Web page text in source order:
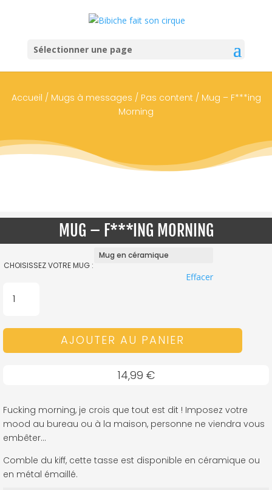
Sélectionner une page
Accueil / Mugs à messages / Pas content / Mug – F***ing
Morning
MUG – F***ING MORNING
CHOISISSEZ VOTRE MUG :
Effacer
-
AJOUTER AU PANIER
14,99 €
Fucking morning, je crois que tout est dit ! Imposez votre
mood au bureau ou à la maison, personne ne viendra vous
embêter…
Comble du kiff, cette tasse est disponible en céramique ou
en métal émaillé.